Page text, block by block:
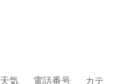
天気 電話番号 カテ